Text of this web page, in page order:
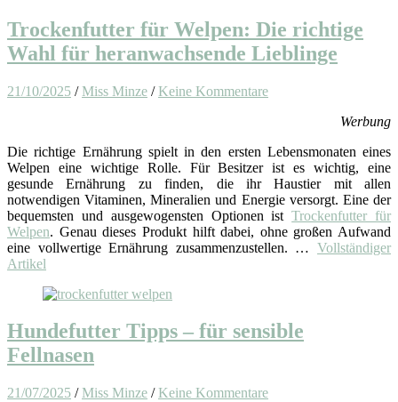
Trockenfutter für Welpen: Die richtige
Wahl für heranwachsende Lieblinge
21/10/2025 /Miss Minze /Keine Kommentare
Werbung
Die richtige Ernährung spielt in den ersten Lebensmonaten eines
Welpen eine wichtige Rolle. Für Besitzer ist es wichtig, eine
gesunde Ernährung zu finden, die ihr Haustier mit allen
notwendigen Vitaminen, Mineralien und Energie versorgt. Eine der
bequemsten und ausgewogensten Optionen istTrockenfutter für
Welpen. Genau dieses Produkt hilft dabei, ohne großen Aufwand
eine vollwertige Ernährung zusammenzustellen. … Vollständiger
Artikel
Hundefutter Tipps – für sensible
Fellnasen
21/07/2025 /Miss Minze /Keine Kommentare